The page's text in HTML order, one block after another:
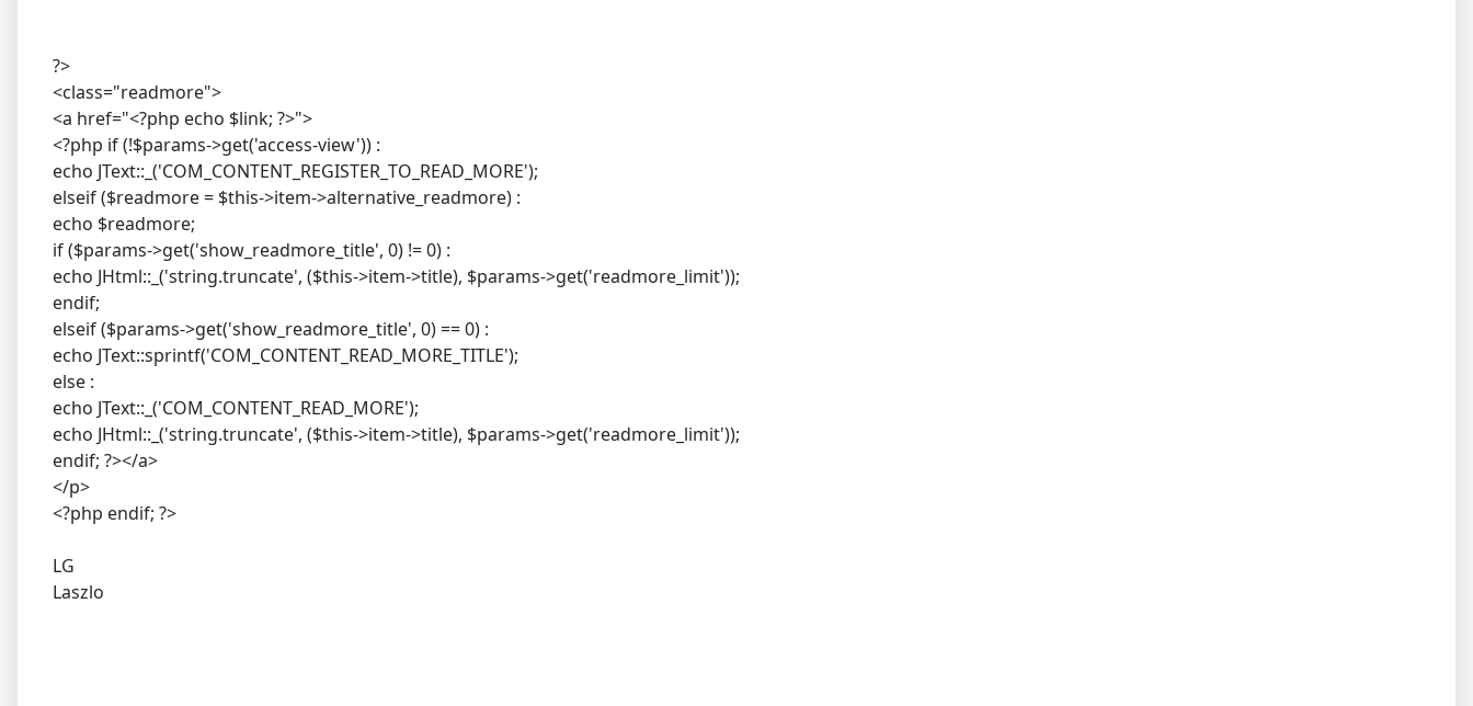
?>
<class="readmore">
<a href="<?php echo $link; ?>">
<?php if (!$params->get('access-view')) :
echo JText::_('COM_CONTENT_REGISTER_TO_READ_MORE');
elseif ($readmore = $this->item->alternative_readmore) :
echo $readmore;
if ($params->get('show_readmore_title', 0) != 0) :
echo JHtml::_('string.truncate', ($this->item->title), $params->get('readmore_limit'));
endif;
elseif ($params->get('show_readmore_title', 0) == 0) :
echo JText::sprintf('COM_CONTENT_READ_MORE_TITLE');
else :
echo JText::_('COM_CONTENT_READ_MORE');
echo JHtml::_('string.truncate', ($this->item->title), $params->get('readmore_limit'));
endif; ?></a>
</p>
<?php endif; ?>
LG
Laszlo